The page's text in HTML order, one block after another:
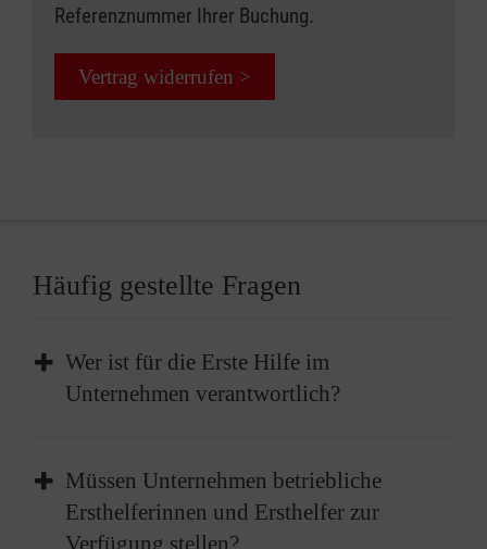
Referenznummer Ihrer Buchung.
Vertrag widerrufen >
Häufig gestellte Fragen
Wer ist für die Erste Hilfe im
Unternehmen verantwortlich?
Im Unternehmen liegt die Verantwortung für
die Bereitstellung der Ersten Hilfe beim
Arbeitgeber. Dies beinhaltet die Einrichtung
Müssen Unternehmen betriebliche
Ersthelferinnen und Ersthelfer zur
Verfügung stellen?